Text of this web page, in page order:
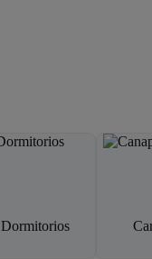
Dormitorios